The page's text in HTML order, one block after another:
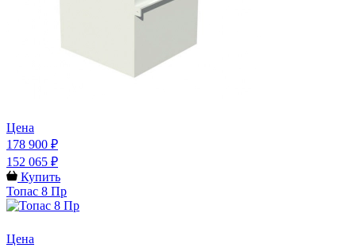
Цена
178 900 ₽
152 065 ₽
Купить
Топас 8 Пр
Цена